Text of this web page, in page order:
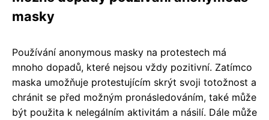
masky
Používání anonymous masky na protestech má
mnoho dopadů, které nejsou vždy pozitivní. Zatímco
maska umožňuje protestujícím skrýt svoji totožnost a
chránit se před možným pronásledováním, také může
být použita k nelegálním aktivitám a násilí. Dále může